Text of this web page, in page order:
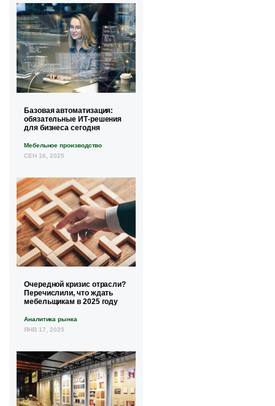
Базовая автоматизация:
обязательные ИТ-решения
для бизнеса сегодня
Мебельное производство
СЕН 16, 2025
Очередной кризис отрасли?
Перечислили, что ждать
мебельщикам в 2025 году
Аналитика рынка
ЯНВ 17, 2025